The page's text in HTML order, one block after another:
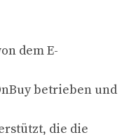
dem E-
betrieben und
die die